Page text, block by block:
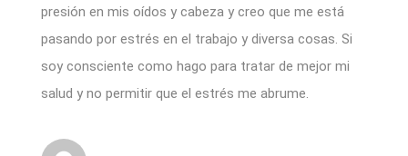
presión en mis oídos y cabeza y creo que me está
pasando por estrés en el trabajo y diversa cosas. Si
soy consciente como hago para tratar de mejor mi
salud y no permitir que el estrés me abrume.